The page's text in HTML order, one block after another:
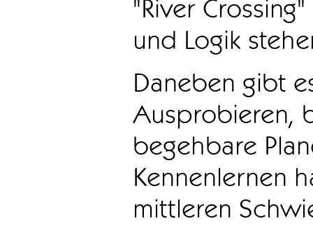
"River
und Logik
Daneben gibt
Ausprobieren,
begehbare
Kennenlernen
mittleren